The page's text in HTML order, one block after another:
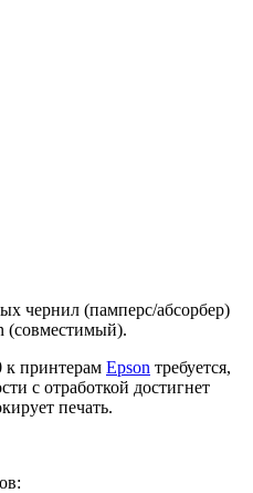
чернил (памперс/абсорбер)
(совместимый).
принтерам Epson требуется,
с отработкой достигнет
печать.